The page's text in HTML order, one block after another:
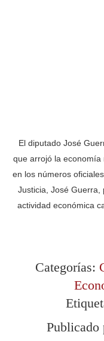
El diputado José
que arrojó la economía
en los números
Justicia, José Guerra,
actividad económica
Categorías:
Publicado